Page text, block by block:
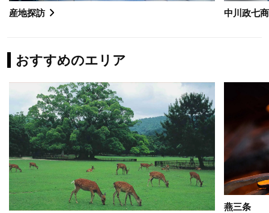
産地探訪 中川政七
おすすめのエリア
燕三条